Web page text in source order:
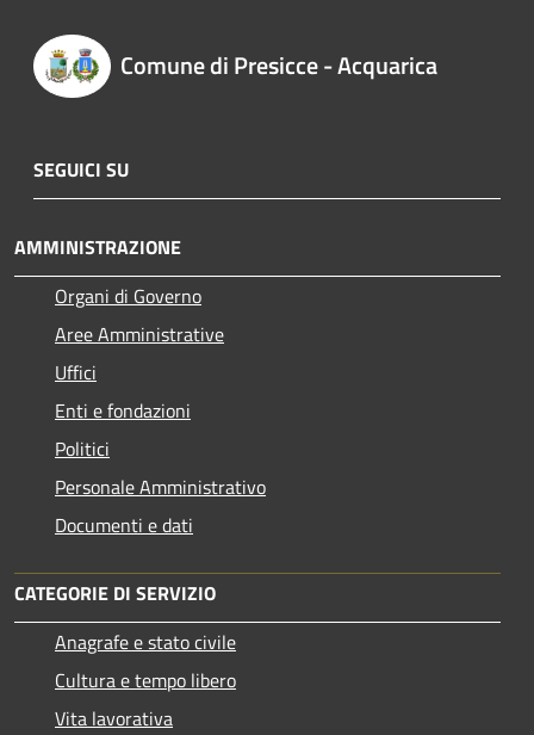
Comune di Presicce - Acquarica
SEGUICI SU
AMMINISTRAZIONE
Organi di Governo
Aree Amministrative
Uffici
Enti e fondazioni
Politici
Personale Amministrativo
Documenti e dati
CATEGORIE DI SERVIZIO
Anagrafe e stato civile
Cultura e tempo libero
Vita lavorativa